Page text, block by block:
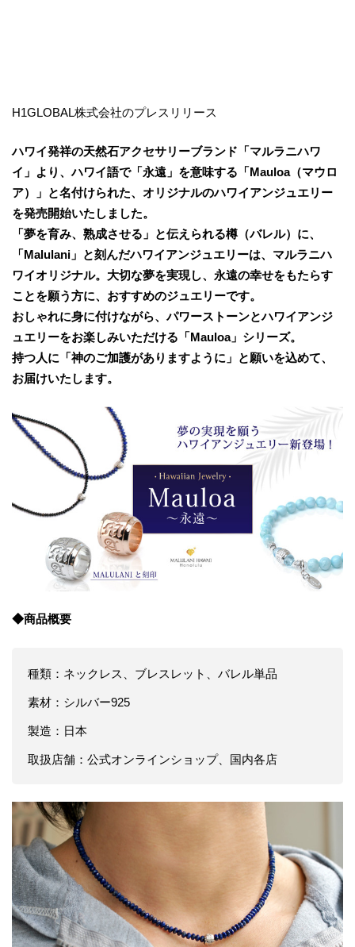
H1GLOBAL株式会社のプレスリリース
ハワイ発祥の天然石アクセサリーブランド「マルラニハワ
イ」より、ハワイ語で「永遠」を意味する「Mauloa（マウロ
ア）」と名付けられた、オリジナルのハワイアンジュエリー
を発売開始いたしました。
「夢を育み、熟成させる」と伝えられる樽（バレル）に、
「Malulani」と刻んだハワイアンジュエリーは、マルラニハ
ワイオリジナル。大切な夢を実現し、永遠の幸せをもたらす
ことを願う方に、おすすめのジュエリーです。
おしゃれに身に付けながら、パワーストーンとハワイアンジ
ュエリーをお楽しみいただける「Mauloa」シリーズ。
持つ人に「神のご加護がありますように」と願いを込めて、
お届けいたします。
◆商品概要
種類：ネックレス、ブレスレット、バレル単品
素材：シルバー925
製造：日本
取扱店舗：公式オンラインショップ、国内各店